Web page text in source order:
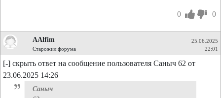
0 0
AAlfim
Старожил форума
25.06.2025
22:01
[-] скрыть ответ на сообщение пользователя Саныч 62 от
23.06.2025 14:26
Саныч